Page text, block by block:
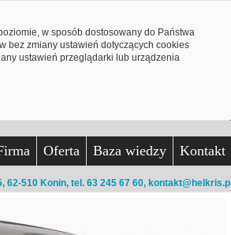
w sposób dostosowany do Państwa
bez zmiany ustawień dotyczących cookies
ustawień przeglądarki lub urządzenia
Oferta Baza wiedzy Kontakt
62-510 Konin, tel. 63 245 67 60, kontakt@helkris.pl